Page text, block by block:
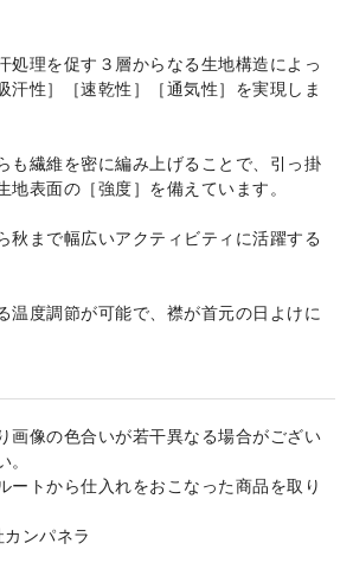
処理を促す３層からなる生地構造によっ
汗性］［速乾性］［通気性］を実現しま
も繊維を密に編み上げることで、引っ掛
地表面の［強度］を備えています。
秋まで幅広いアクティビティに活躍する
温度調節が可能で、襟が首元の日よけに
画像の色合いが若干異なる場合がござい
トから仕入れをおこなった商品を取り
ンパネラ